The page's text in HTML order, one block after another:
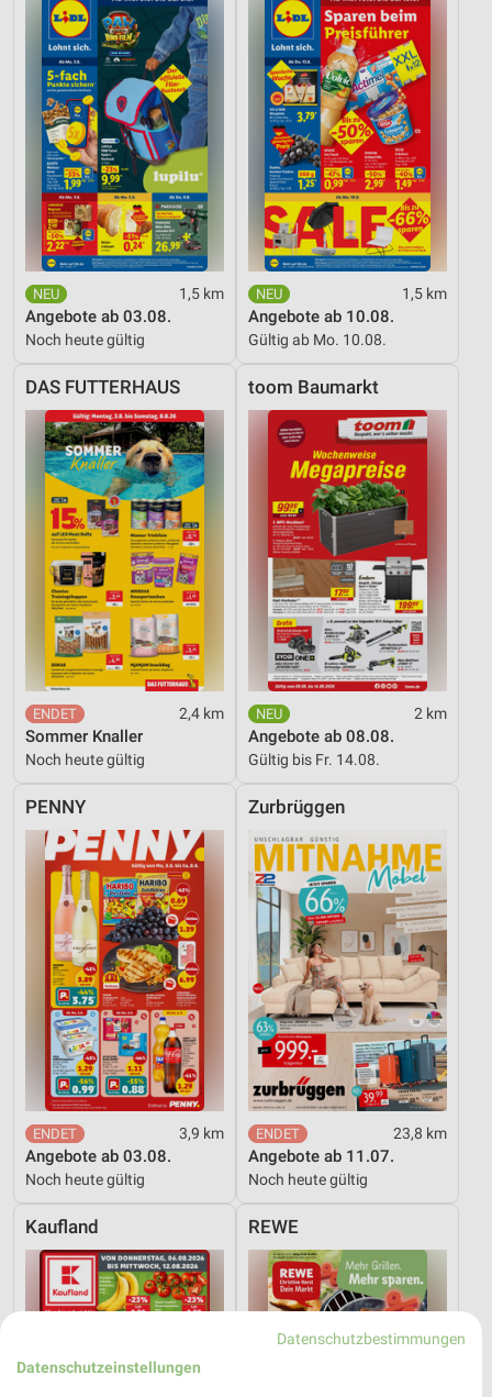
1,5 km
Angebote ab 03.08.
Noch heute gültig
1,5 km
Angebote ab 10.08.
Gültig ab Mo. 10.08.
DAS FUTTERHAUS
2,4 km
Sommer Knaller
Noch heute gültig
toom Baumarkt
2 km
Angebote ab 08.08.
Gültig bis Fr. 14.08.
PENNY
3,9 km
Angebote ab 03.08.
Noch heute gültig
Zurbrüggen
23,8 km
Angebote ab 11.07.
Noch heute gültig
Kaufland REWE
Datenschutzbestimmungen
Datenschutzeinstellungen